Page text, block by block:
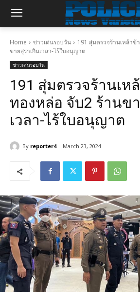
Home ข่าวเด่นรอบวัน
191 สุ่มตรวจร้านเหล้าข้
ขายสุราเกินเวลา-ไร้ใบอนุญาต
ข่าวเด่นรอบวัน
191 สุ่มตรวจร้านเห
ทองหล่อ จับ2 ร้านข
เวลา-ไร้ใบอนุญาต
By reporter4 March 23, 2024